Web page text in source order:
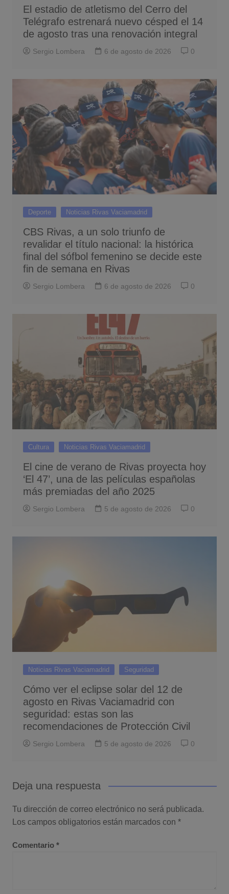
El estadio de atletismo del Cerro del
Telégrafo estrenará nuevo césped el 14
de agosto tras una renovación integral
Sergio Lombera 6 de agosto de 2026 0
Deporte Noticias Rivas Vaciamadrid
CBS Rivas, a un solo triunfo de
revalidar el título nacional: la histórica
final del sófbol femenino se decide este
fin de semana en Rivas
Sergio Lombera 6 de agosto de 2026 0
Cultura Noticias Rivas Vaciamadrid
El cine de verano de Rivas proyecta hoy
‘El 47’, una de las películas españolas
más premiadas del año 2025
Sergio Lombera 5 de agosto de 2026 0
Noticias Rivas Vaciamadrid Seguridad
Cómo ver el eclipse solar del 12 de
agosto en Rivas Vaciamadrid con
seguridad: estas son las
recomendaciones de Protección Civil
Sergio Lombera 5 de agosto de 2026 0
Deja una respuesta
Tu dirección de correo electrónico no será publicada.
Los campos obligatorios están marcados con *
Comentario *